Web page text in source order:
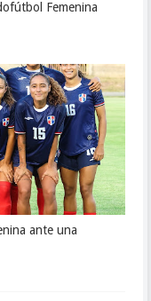
Femenina
ante una